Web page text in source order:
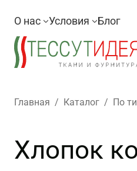
О нас Условия Блог
Главная / Каталог / По
Хлопок